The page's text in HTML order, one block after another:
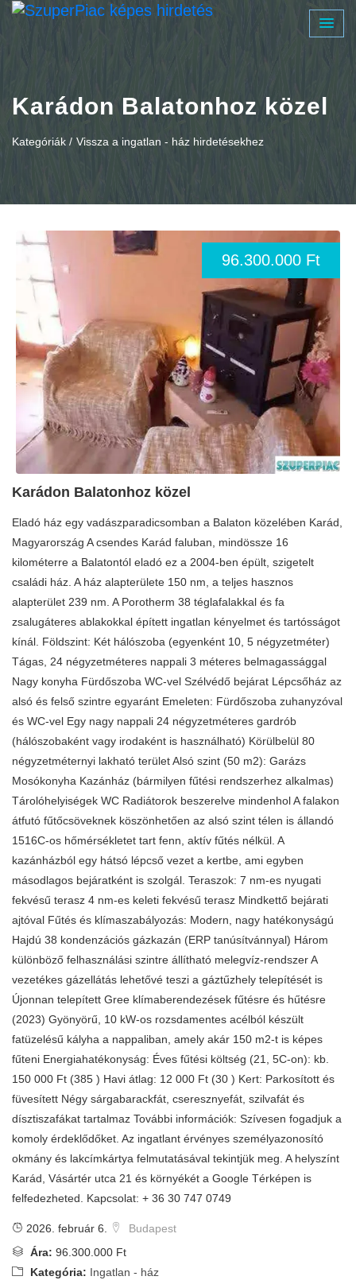
Karádon Balatonhoz közel
Kategóriák / Vissza a ingatlan - ház hirdetésekhez
96.300.000 Ft
Karádon Balatonhoz közel
Eladó ház egy vadászparadicsomban a Balaton közelében Karád,
Magyarország A csendes Karád faluban, mindössze 16
kilométerre a Balatontól eladó ez a 2004-ben épült, szigetelt
családi ház. A ház alapterülete 150 nm, a teljes hasznos
alapterület 239 nm. A Porotherm 38 téglafalakkal és fa
zsalugáteres ablakokkal épített ingatlan kényelmet és tartósságot
kínál. Földszint: Két hálószoba (egyenként 10, 5 négyzetméter)
Tágas, 24 négyzetméteres nappali 3 méteres belmagassággal
Nagy konyha Fürdőszoba WC-vel Szélvédő bejárat Lépcsőház az
alsó és felső szintre egyaránt Emeleten: Fürdőszoba zuhanyzóval
és WC-vel Egy nagy nappali 24 négyzetméteres gardrób
(hálószobaként vagy irodaként is használható) Körülbelül 80
négyzetméternyi lakható terület Alsó szint (50 m2): Garázs
Mosókonyha Kazánház (bármilyen fűtési rendszerhez alkalmas)
Tárolóhelyiségek WC Radiátorok beszerelve mindenhol A falakon
átfutó fűtőcsöveknek köszönhetően az alsó szint télen is állandó
1516C-os hőmérsékletet tart fenn, aktív fűtés nélkül. A
kazánházból egy hátsó lépcső vezet a kertbe, ami egyben
másodlagos bejáratként is szolgál. Teraszok: 7 nm-es nyugati
fekvésű terasz 4 nm-es keleti fekvésű terasz Mindkettő bejárati
ajtóval Fűtés és klímaszabályozás: Modern, nagy hatékonyságú
Hajdú 38 kondenzációs gázkazán (ERP tanúsítvánnyal) Három
különböző felhasználási szintre állítható melegvíz-rendszer A
vezetékes gázellátás lehetővé teszi a gáztűzhely telepítését is
Újonnan telepített Gree klímaberendezések fűtésre és hűtésre
(2023) Gyönyörű, 10 kW-os rozsdamentes acélból készült
fatüzelésű kályha a nappaliban, amely akár 150 m2-t is képes
fűteni Energiahatékonyság: Éves fűtési költség (21, 5C-on): kb.
150 000 Ft (385 ) Havi átlag: 12 000 Ft (30 ) Kert: Parkosított és
füvesített Négy sárgabarackfát, cseresznyefát, szilvafát és
dísztiszafákat tartalmaz További információk: Szívesen fogadjuk a
komoly érdeklődőket. Az ingatlant érvényes személyazonosító
okmány és lakcímkártya felmutatásával tekintjük meg. A helyszínt
Karád, Vásártér utca 21 és környékét a Google Térképen is
felfedezheted. Kapcsolat: + 36 30 747 0749
2026. február 6.
Budapest
Ára: 96.300.000 Ft
Kategória: Ingatlan - ház